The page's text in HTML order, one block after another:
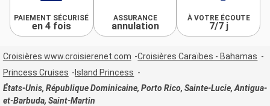
PAIEMENT SÉCURISÉ
en 4 fois
ASSURANCE
annulation
À VOTRE ÉCOUTE
7/7 j
Croisières www.croisierenet.com
Croisières Caraïbes - Bahamas
Princess Cruises
Island Princess
États-Unis, République Dominicaine, Porto Rico, Sainte-Lucie, Antigua-
et-Barbuda, Saint-Martin